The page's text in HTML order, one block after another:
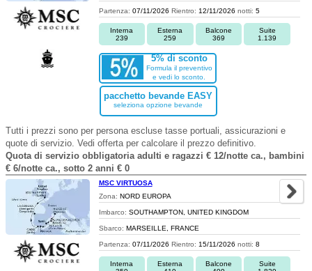
Partenza: 07/11/2026 Rientro: 12/11/2026 notti: 5
Interna
239
Esterna
259
Balcone
369
Suite
1.139
5% di sconto
Formula il preventivo
e vedi lo sconto.
pacchetto bevande EASY
seleziona opzione bevande
Tutti i prezzi sono per persona escluse tasse portuali, assicurazioni e
quote di servizio. Vedi offerta per calcolare il prezzo definitivo.
Quota di servizio obbligatoria adulti e ragazzi € 12/notte ca., bambini
€ 6/notte ca., sotto 2 anni € 0
MSC VIRTUOSA
Zona: NORD EUROPA
Imbarco: SOUTHAMPTON, UNITED KINGDOM
Sbarco: MARSEILLE, FRANCE
Partenza: 07/11/2026 Rientro: 15/11/2026 notti: 8
Interna
Esterna
Balcone
Suite